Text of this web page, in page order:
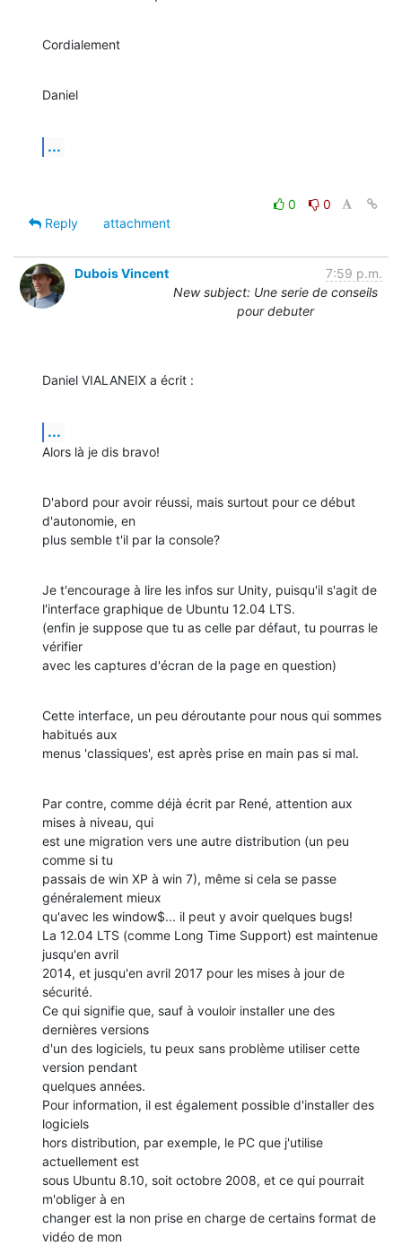
Cordialement
Daniel
...
0
0
Reply
attachment
Dubois Vincent
7:59 p.m.
New subject: Une serie de conseils
pour debuter
Daniel VIALANEIX a écrit :
...
Alors là je dis bravo!
D'abord pour avoir réussi, mais surtout pour ce début
d'autonomie, en
plus semble t'il par la console?
Je t'encourage à lire les infos sur Unity, puisqu'il s'agit de
l'interface graphique de Ubuntu 12.04 LTS.
(enfin je suppose que tu as celle par défaut, tu pourras le
vérifier
avec les captures d'écran de la page en question)
Cette interface, un peu déroutante pour nous qui sommes
habitués aux
menus 'classiques', est après prise en main pas si mal.
Par contre, comme déjà écrit par René, attention aux
mises à niveau, qui
est une migration vers une autre distribution (un peu
comme si tu
passais de win XP à win 7), même si cela se passe
généralement mieux
qu'avec les window$... il peut y avoir quelques bugs!
La 12.04 LTS (comme Long Time Support) est maintenue
jusqu'en avril
2014, et jusqu'en avril 2017 pour les mises à jour de
sécurité.
Ce qui signifie que, sauf à vouloir installer une des
dernières versions
d'un des logiciels, tu peux sans problème utiliser cette
version pendant
quelques années.
Pour information, il est également possible d'installer des
logiciels
hors distribution, par exemple, le PC que j'utilise
actuellement est
sous Ubuntu 8.10, soit octobre 2008, et ce qui pourrait
m'obliger à en
changer est la non prise en charge de certains format de
vidéo de mon